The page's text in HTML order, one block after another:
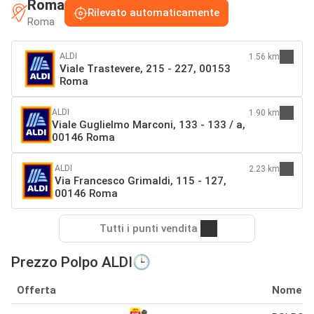
Roma
Roma
Rilevato automaticamente
ALDI
Viale Trastevere, 215 - 227, 00153
Roma
1.56 km
ALDI
Viale Guglielmo Marconi, 133 - 133 / a,
00146 Roma
1.90 km
ALDI
Via Francesco Grimaldi, 115 - 127,
00146 Roma
2.23 km
Tutti i punti vendita
Prezzo Polpo ALDI🕒
Offerta Nome